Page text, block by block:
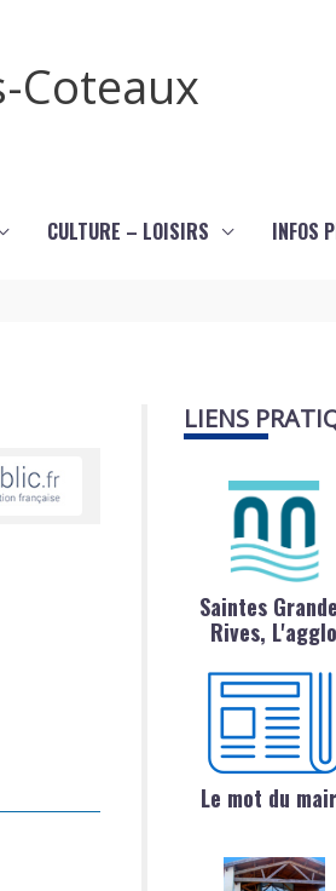
Coteaux
CULTURE – LOISIRS INFOS
LIENS
Saintes
Rives, L'agglo
Le mot du